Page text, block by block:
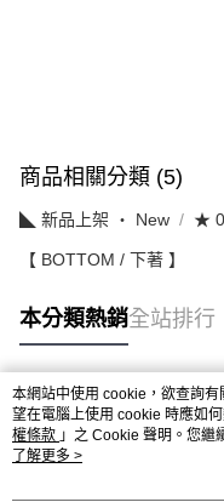
商品相關分類 (5)
◣ 新品上架 ‧ New ★
【 BOTTOM / 下著 】
本分類熱銷全站排行
熱門標籤
本網站中使用 cookie，欲查詢
望在電腦上使用 cookie 時應如
權條款 」之 Cookie 聲明。您繼
用條款之 Cookie 聲明使用
了解更多 >